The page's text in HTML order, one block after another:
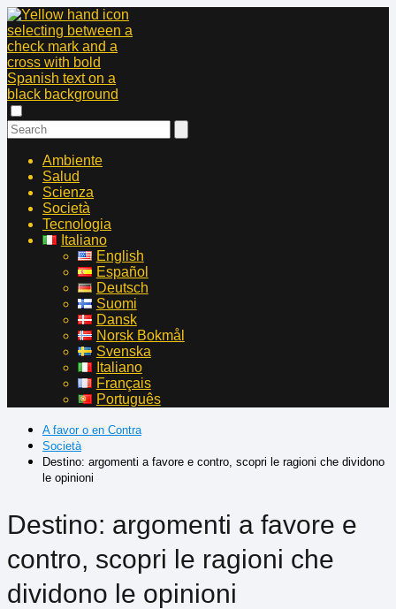
Ambiente
Salud
Scienza
Società
Tecnologia
Italiano
English
Español
Deutsch
Suomi
Dansk
Norsk Bokmål
Svenska
Italiano
Français
Português
A favor o en Contra
Società
Destino: argomenti a favore e contro, scopri le ragioni che dividono
le opinioni
Destino: argomenti a favore e
contro, scopri le ragioni che
dividono le opinioni